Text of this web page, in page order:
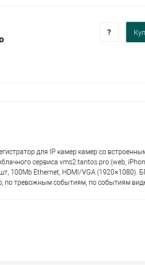
для IP камер камер со
сервиса vms2.tantos.pro (web,
100Mb Ethernet, HDMI/VGA
тревожным событиям, по событиям